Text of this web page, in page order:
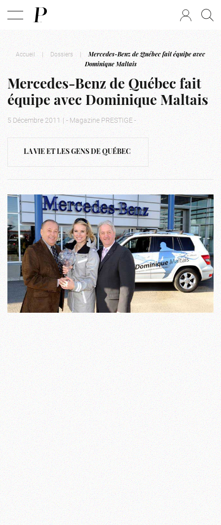
Accueil | Dossiers |
Mercedes-Benz de Québec fait équipe avec
Dominique Maltais
Mercedes-Benz de Québec fait
équipe avec Dominique Maltais
5 Décembre 2011 | - Magazine PRESTIGE -
LA VIE ET LES GENS DE QUÉBEC